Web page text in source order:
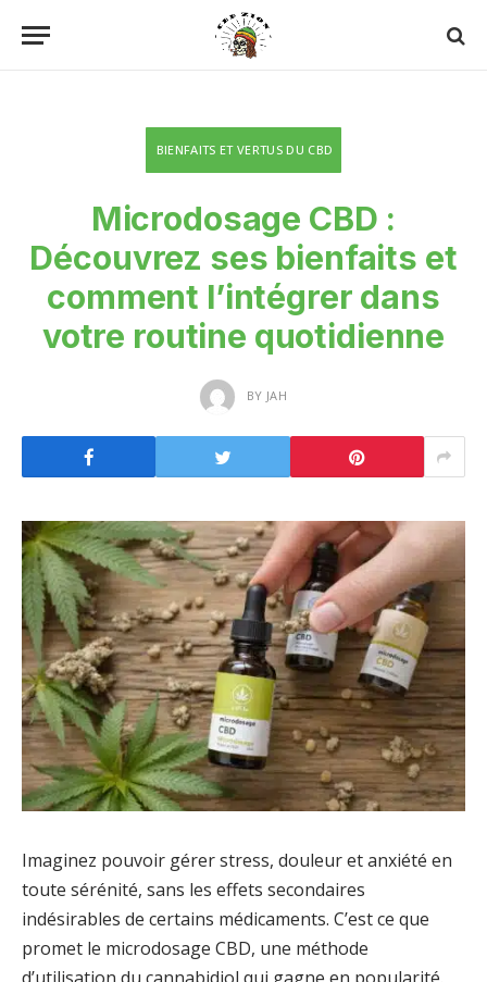
BIENFAITS ET VERTUS DU CBD
Microdosage CBD :
Découvrez ses bienfaits et
comment l’intégrer dans
votre routine quotidienne
BY JAH
Imaginez pouvoir gérer stress, douleur et anxiété en
toute sérénité, sans les effets secondaires
indésirables de certains médicaments. C’est ce que
promet le microdosage CBD, une méthode